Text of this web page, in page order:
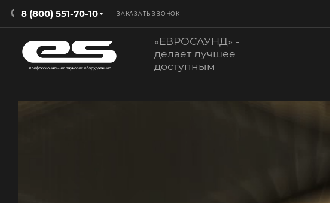
8 (800) 551-70-10 ЗАКАЗАТЬ ЗВОНОК
«ЕВРОСАУНД» -
делает лучшее
доступным